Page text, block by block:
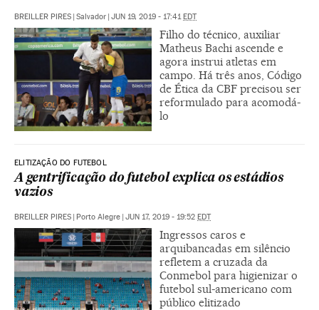
BREILLER PIRES | Salvador | JUN 19, 2019 - 17:41EDT
Filho do técnico, auxiliar
Matheus Bachi ascende e
agora instrui atletas em
campo. Há três anos, Código
de Ética da CBF precisou ser
reformulado para acomodá-
lo
ELITIZAÇÃO DO FUTEBOL
A gentrificação do futebol explica os estádios
vazios
BREILLER PIRES | Porto Alegre | JUN 17, 2019 - 19:52 EDT
Ingressos caros e
arquibancadas em silêncio
refletem a cruzada da
Conmebol para higienizar o
futebol sul-americano com
público elitizado